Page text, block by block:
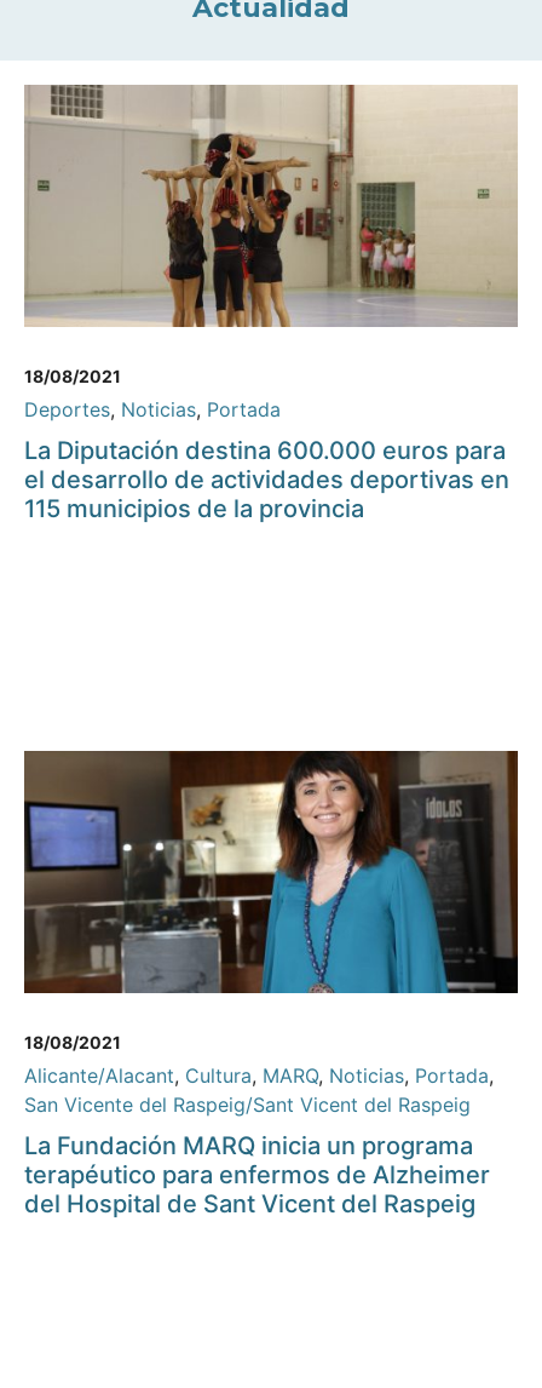
Actualidad
18/08/2021
Deportes, Noticias, Portada
La Diputación destina 600.000 euros para
el desarrollo de actividades deportivas en
115 municipios de la provincia
18/08/2021
Alicante/Alacant, Cultura, MARQ, Noticias, Portada,
San Vicente del Raspeig/Sant Vicent del Raspeig
La Fundación MARQ inicia un programa
terapéutico para enfermos de Alzheimer
del Hospital de Sant Vicent del Raspeig